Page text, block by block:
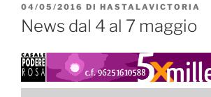
PUBBLICATO
IL
04/05/2016 DI HASTALAVICTORIA
News dal 4 al 7 maggio